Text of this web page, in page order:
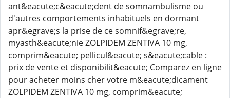
ant&eacute;c&eacute;dent de somnambulisme ou
d'autres comportements inhabituels en dormant
apr&egrave;s la prise de ce somnif&egrave;re,
myasth&eacute;nie ZOLPIDEM ZENTIVA 10 mg,
comprim&eacute; pellicul&eacute; s&eacute;cable :
prix de vente et disponibilit&eacute; Comparez en ligne
pour acheter moins cher votre m&eacute;dicament
ZOLPIDEM ZENTIVA 10 mg, comprim&eacute;